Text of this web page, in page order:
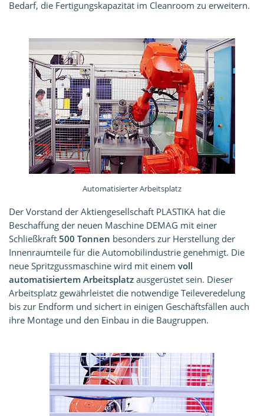
Bedarf, die Fertigungskapazität im Cleanroom zu erweitern.
Automatisierter Arbeitsplatz
Der Vorstand der Aktiengesellschaft PLASTIKA hat die
Beschaffung der neuen Maschine DEMAG mit einer
Schließkraft 500 Tonnen besonders zur Herstellung der
Innenraumteile für die Automobilindustrie genehmigt. Die
neue Spritzgussmaschine wird mit einem voll
automatisiertem Arbeitsplatzausgerüstet sein. Dieser
Arbeitsplatz gewährleistet die notwendige Teileveredelung
bis zur Endform und sichert in einigen Geschäftsfällen auch
ihre Montage und den Einbau in die Baugruppen.